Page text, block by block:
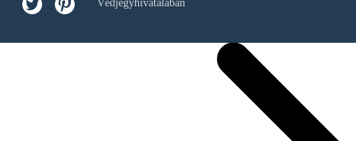
Védjegyhivatalában